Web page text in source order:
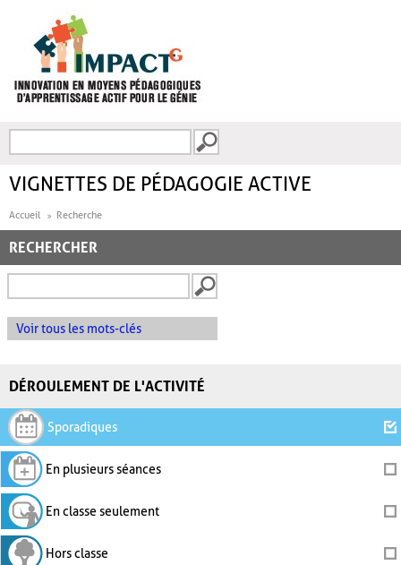
FORMULAIRE DE
VIGNETTES DE PÉDAGOGIE ACTIVE
Accueil Recherche
RECHERCHER
Voir tous les mots-clés
DÉROULEMENT DE L'ACTIVITÉ
Sporadiques
En plusieurs séances
En classe seulement
Hors classe